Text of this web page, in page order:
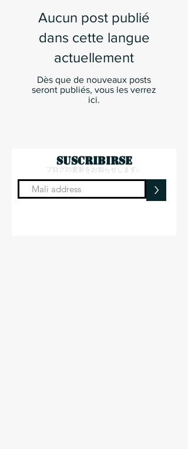
Aucun post publié
dans cette langue
actuellement
Dès que de nouveaux posts
seront publiés, vous les verrez
ici.
ブログの更新をお知らせします♩
suscribirse
>